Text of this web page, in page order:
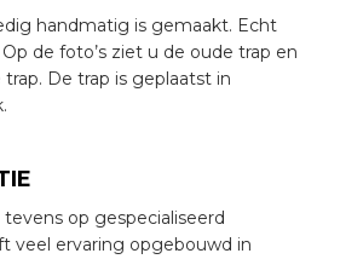
handmatig is gemaakt. Echt
de foto’s ziet u de oude trap en
De trap is geplaatst in
op gespecialiseerd
veel ervaring opgebouwd in